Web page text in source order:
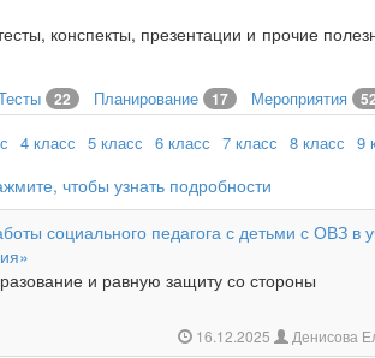
конспекты, презентации и прочие
22 Планирование 17 Мероприятия 52
4 класс 5 класс 6 класс 7 класс 8 класс 9
социального педагога с детьми с ОВЗ в
и равную защиту со стороны
16.12.2025 Денисова